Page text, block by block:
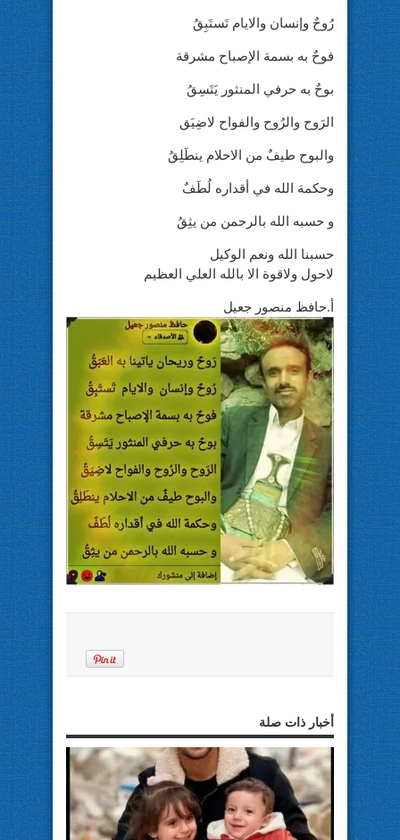
رُوحٌ وإنسان والايام تَستَبِقُ
فوحٌ به بسمة الإصباح مشرقة
بوحٌ به حرفي المنثور يَتَسِقُ
الرَوح والرُوح والفواح لاضِيَق
والبوح طيفٌ من الاحلام ينطَلِقُ
وحكمة الله في أقداره لُطَفٌ
و حسبه الله بالرحمن من يثِقُ
حسبنا الله ونعم الوكيل
لاحول ولاقوة الا بالله العلي العظيم
أ.حافظ منصور جعيل
أخبار ذات صلة